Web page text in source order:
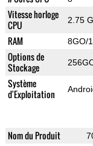
Vitesse horloge
CPU
2.75
RAM 8GO/
Options de
Stockage
Système
d'Exploitation
Nom du Produit